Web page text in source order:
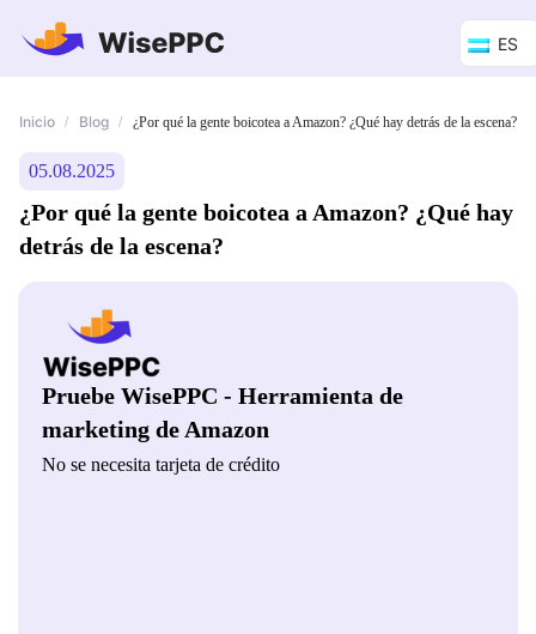
ES
Inicio / Blog / ¿Por qué la gente boicotea a Amazon? ¿Qué hay detrás de la escena?
05.08.2025
¿Por qué la gente boicotea a Amazon? ¿Qué hay
detrás de la escena?
Pruebe WisePPC - Herramienta de
marketing de Amazon
No se necesita tarjeta de crédito